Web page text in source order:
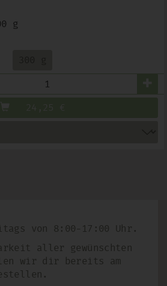
g
von 8:00-17:00 Uhr.
aller gewünschten
wir dir bereits am